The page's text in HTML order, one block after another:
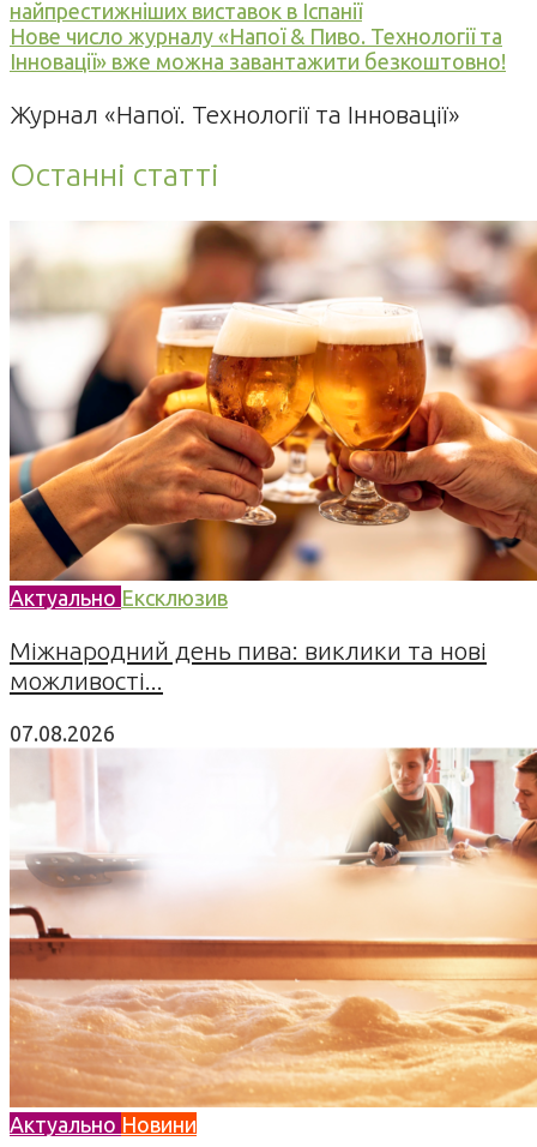
найпрестижніших виставок в Іспанії
Нове число журналу «Напої & Пиво. Технології та
Інновації» вже можна завантажити безкоштовно!
Журнал «Напої. Технології та Інновації»
Останні статті
Актуально Ексклюзив
Міжнародний день пива: виклики та нові
можливості...
07.08.2026
Актуально Новини